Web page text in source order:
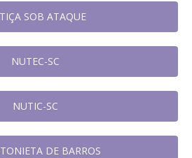
SOB ATAQUE
NUTEC-SC
NUTIC-SC
DE BARROS